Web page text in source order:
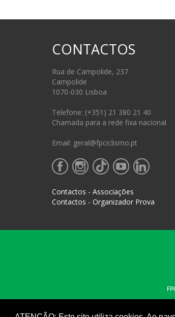
CONTACTOS
Rua de Campolide, 237
Campolide
1070-030 Lisboa
Telefone: (+351) 21 380 21 40
Chamada para a rede fixa nacional
Email: geral@fpciclismo.pt
Contactos - Associações
Contactos - Organizador Prova